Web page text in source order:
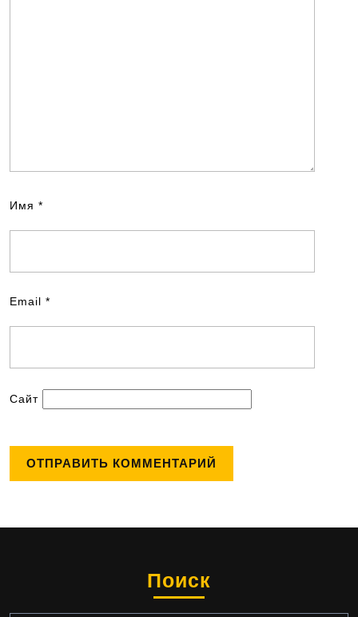
Имя *
Email *
Сайт
Поиск